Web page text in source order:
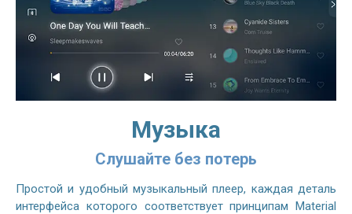
Музыка
Слушайте без потерь
Простой и удобный музыкальный плеер, каждая деталь
интерфейса которого соответствует принципам Material